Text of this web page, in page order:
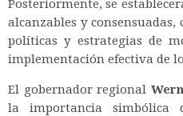
Posteriormente, se
alcanzables y
políticas y estrategias de
implementación efectiva de
El gobernador regional
la importancia simbólica